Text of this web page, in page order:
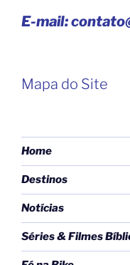
E-mail:
Mapa do Site
Home
Destinos
Notícias
Séries & Filmes